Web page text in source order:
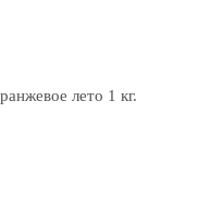
лето 1 кг.